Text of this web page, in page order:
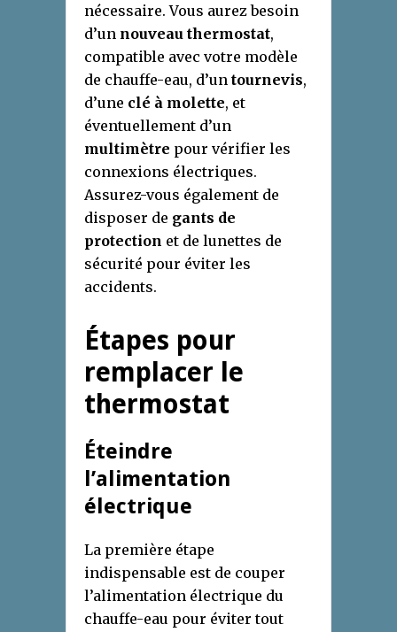
nécessaire. Vous aurez besoin
d’un nouveau thermostat,
compatible avec votre modèle
de chauffe-eau, d’un tournevis,
d’une clé à molette, et
éventuellement d’un
multimètre pour vérifier les
connexions électriques.
Assurez-vous également de
disposer de gants de
protection et de lunettes de
sécurité pour éviter les
accidents.
Étapes pour
remplacer le
thermostat
Éteindre
l’alimentation
électrique
La première étape
indispensable est de couper
l’alimentation électrique du
chauffe-eau pour éviter tout